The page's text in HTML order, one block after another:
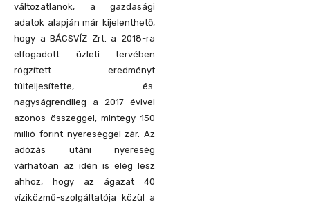
változatlanok, a gazdasági
adatok alapján már kijelenthető,
hogy a BÁCSVÍZ Zrt. a 2018-ra
elfogadott üzleti tervében
rögzített eredményt
túlteljesítette, és
nagyságrendileg a 2017 évivel
azonos összeggel, mintegy 150
millió forint nyereséggel zár. Az
adózás utáni nyereség
várhatóan az idén is elég lesz
ahhoz, hogy az ágazat 40
víziközmű-szolgáltatója közül a